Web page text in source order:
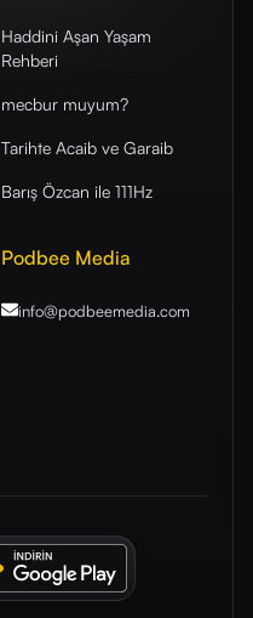
Haddini Aşan Yaşam
Rehberi
mecbur muyum?
Tarihte Acaib ve Garaib
Barış Özcan ile 111Hz
Podbee Media
info@podbeemedia.com